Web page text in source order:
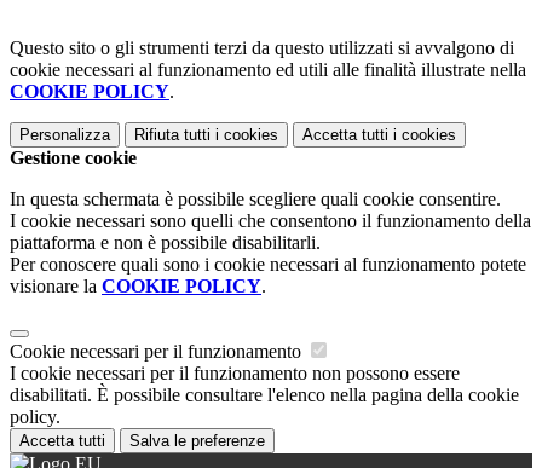
Questo sito o gli strumenti terzi da questo utilizzati si avvalgono di
cookie necessari al funzionamento ed utili alle finalità illustrate nella
COOKIE POLICY.
Personalizza Rifiuta tutti i cookies Accetta tutti i cookies
Gestione cookie
In questa schermata è possibile scegliere quali cookie consentire.
I cookie necessari sono quelli che consentono il funzionamento della
piattaforma e non è possibile disabilitarli.
Per conoscere quali sono i cookie necessari al funzionamento potete
visionare la COOKIE POLICY.
Cookie necessari per il funzionamento
I cookie necessari per il funzionamento non possono essere
disabilitati. È possibile consultare l'elenco nella pagina della cookie
policy.
Accetta tutti Salva le preferenze